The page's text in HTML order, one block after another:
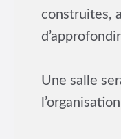
construites,
Une salle